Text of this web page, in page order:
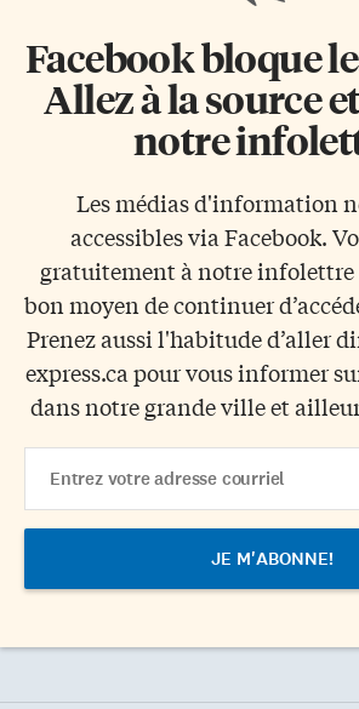
Facebook bloque
Allez à la source
notre
Les médias d'information
accessibles via Facebook.
gratuitement à notre infolettre
bon moyen de continuer
Prenez aussi l'habitude d’aller
express.ca pour vous informer
dans notre grande ville et
Address